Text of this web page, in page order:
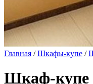
Главная /Шкафы-купе /
Шкаф-купе